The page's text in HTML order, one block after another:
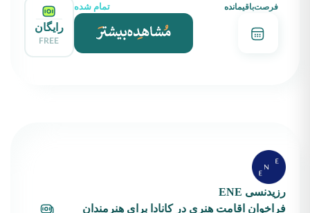
فرصت‌باقیمانده تمام شده
رایگان
FREE
رزیدنسی ENE
فراخوان اقامت هنری در کانادا برای هنرمندان